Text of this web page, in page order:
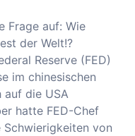
Frage auf: Wie
der Welt!?
Reserve (FED)
im chinesischen
die USA
hatte FED-Chef
von